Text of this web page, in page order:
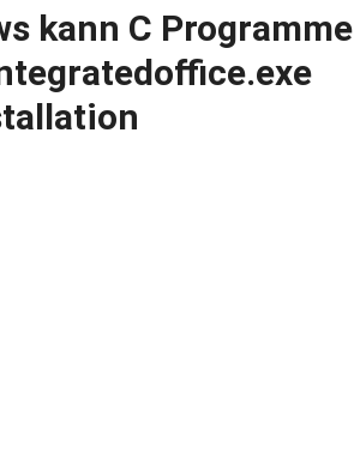
kann C Programme